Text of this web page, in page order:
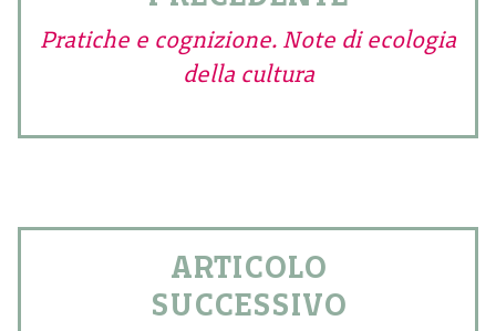
Pratiche e cognizione. Note di ecologia
della cultura
ARTICOLO
SUCCESSIVO